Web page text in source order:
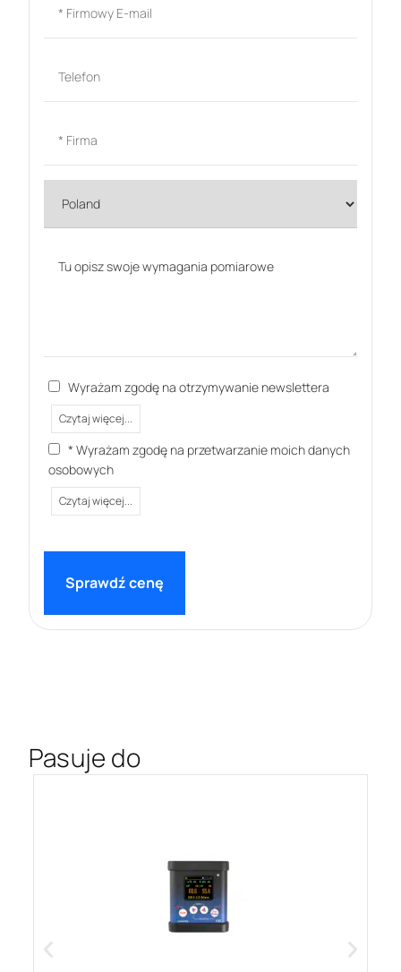
Wyrażam zgodę na otrzymywanie newslettera
Czytaj więcej...
* Wyrażam zgodę na przetwarzanie moich danych
osobowych
Czytaj więcej...
Pasuje do